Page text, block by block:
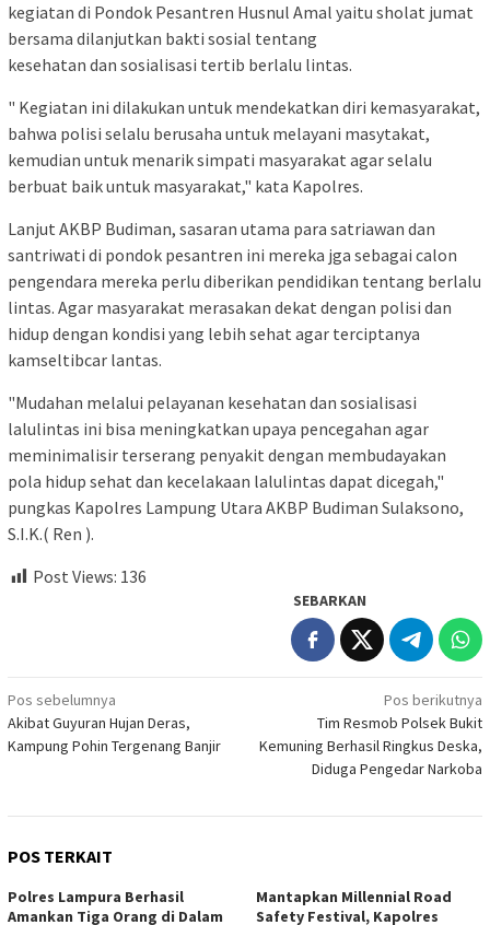
kegiatan di Pondok Pesantren Husnul Amal yaitu sholat jumat
bersama dilanjutkan bakti sosial tentang
kesehatan dan sosialisasi tertib berlalu lintas.
" Kegiatan ini dilakukan untuk mendekatkan diri kemasyarakat,
bahwa polisi selalu berusaha untuk melayani masytakat,
kemudian untuk menarik simpati masyarakat agar selalu
berbuat baik untuk masyarakat," kata Kapolres.
Lanjut AKBP Budiman, sasaran utama para satriawan dan
santriwati di pondok pesantren ini mereka jga sebagai calon
pengendara mereka perlu diberikan pendidikan tentang berlalu
lintas. Agar masyarakat merasakan dekat dengan polisi dan
hidup dengan kondisi yang lebih sehat agar terciptanya
kamseltibcar lantas.
"Mudahan melalui pelayanan kesehatan dan sosialisasi
lalulintas ini bisa meningkatkan upaya pencegahan agar
meminimalisir terserang penyakit dengan membudayakan
pola hidup sehat dan kecelakaan lalulintas dapat dicegah,"
pungkas Kapolres Lampung Utara AKBP Budiman Sulaksono,
S.I.K.( Ren ).
Post Views: 136
SEBARKAN
Navigasi
pos
Pos sebelumnya
Akibat Guyuran Hujan Deras,
Kampung Pohin Tergenang Banjir
Pos berikutnya
Tim Resmob Polsek Bukit
Kemuning Berhasil Ringkus Deska,
Diduga Pengedar Narkoba
POS TERKAIT
Polres Lampura Berhasil
Amankan Tiga Orang di Dalam
Mantapkan Millennial Road
Safety Festival, Kapolres